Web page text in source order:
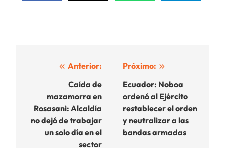
Navegación
entradas
Anterior:
Caída de
mazamorra en
Rosasani: Alcaldía
no dejó de trabajar
un solo día en el
sector
Próximo:
Ecuador: Noboa
ordenó al Ejército
restablecer el orden
y neutralizar a las
bandas armadas